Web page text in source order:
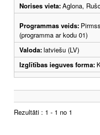
Norises vieta:Aglona,
Programmas veids:
(programma ar kodu 01)
Valoda:latviešu (LV)
Izglītības ieguves forma:
Rezultāti : 1 - 1 no 1